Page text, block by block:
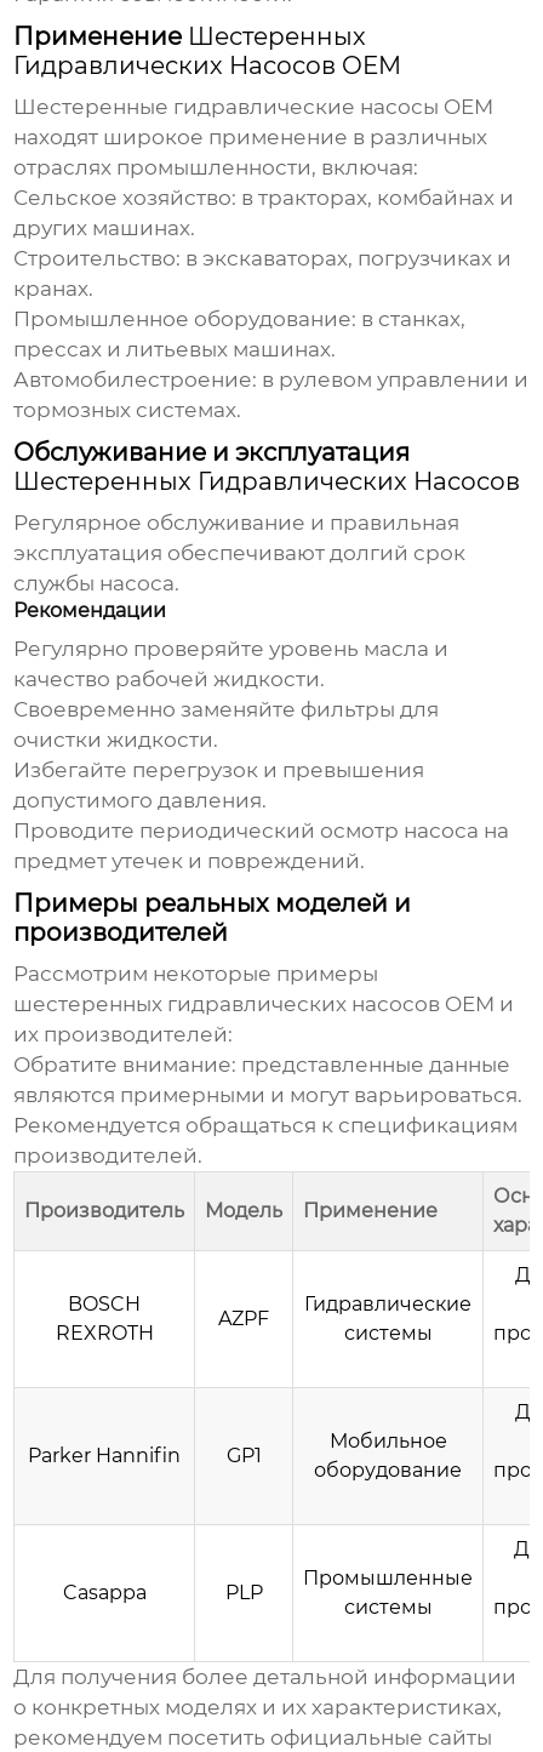
Применение Шестеренных
Гидравлических Насосов OEM
Шестеренные гидравлические насосы OEM
находят широкое применение в различных
отраслях промышленности, включая:
Сельское хозяйство: в тракторах, комбайнах и
других машинах.
Строительство: в экскаваторах, погрузчиках и
кранах.
Промышленное оборудование: в станках,
прессах и литьевых машинах.
Автомобилестроение: в рулевом управлении и
тормозных системах.
Обслуживание и эксплуатация
Шестеренных Гидравлических Насосов
Регулярное обслуживание и правильная
эксплуатация обеспечивают долгий срок
службы насоса.
Рекомендации
Регулярно проверяйте уровень масла и
качество рабочей жидкости.
Своевременно заменяйте фильтры для
очистки жидкости.
Избегайте перегрузок и превышения
допустимого давления.
Проводите периодический осмотр насоса на
предмет утечек и повреждений.
Примеры реальных моделей и
производителей
Рассмотрим некоторые примеры
шестеренных гидравлических насосов OEM и
их производителей:
Обратите внимание: представленные данные
являются примерными и могут варьироваться.
Рекомендуется обращаться к спецификациям
производителей.
Производитель Модель Применение
BOSCH
REXROTH
AZPF
Гидравлические
системы
Parker Hannifin GP1
Мобильное
оборудование
Casappa PLP
Промышленные
системы
Для получения более детальной информации
о конкретных моделях и их характеристиках,
рекомендуем посетить официальные сайты